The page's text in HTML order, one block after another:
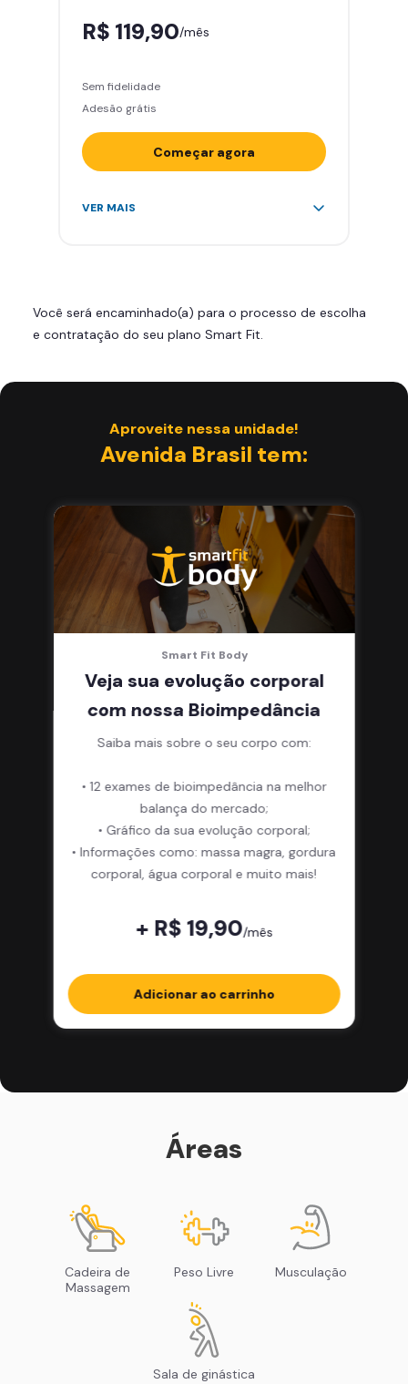
R$ 119,90/mês
Sem fidelidade
Adesão grátis
Começar agora
Acesso ilimitado a +2.000
Área de musculação e aeróbicos
Smart Fit App
VER MAIS
Você será encaminhado(a) para o processo de escolha
e contratação do seu plano Smart Fit.
Aproveite nessa unidade!
Avenida Brasil tem:
Smart Fit Body
Veja sua evolução corporal
com nossa Bioimpedância
Saiba mais sobre o seu corpo com:
• 12 exames de bioimpedância na melhor
balança do mercado;
• Gráfico da sua evolução corporal;
• Informações como: massa magra, gordura
corporal, água corporal e muito mais!
+ R$ 19,90/mês
Adicionar ao carrinho
Áreas
Cadeira de
Massagem
Peso Livre Musculação
Sala de ginástica